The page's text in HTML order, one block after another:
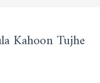
Kahoon Tujhe